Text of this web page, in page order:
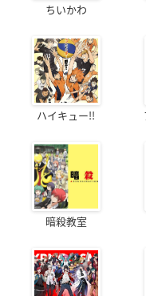
ちいかわ
ハイキュー!!
暗殺教室